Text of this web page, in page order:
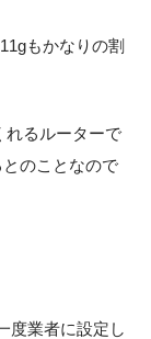
もかなりの割
れるルーターで
のことなので
度業者に設定し